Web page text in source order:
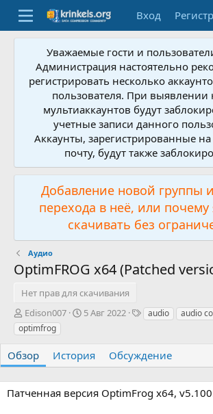
Вход
Уважаемые гости и
Администрация настоятельно
регистрировать несколько
пользователя. При выявлении
мультиаккаунтов будут
учетные записи данного
Аккаунты, зарегистрированные
почту, будут также
Добавление новой группы
перехода в неё, или почему
скачивать без
Аудио
OptimFROG x64 (Patched
Нет прав для скачивания
А
в
т
р
Edison007
Д
с
д
5 Авг 2022
Т audio
audio
optimfrog
Обзор История Обсуждение
Патченная версия OptimFrog x64,